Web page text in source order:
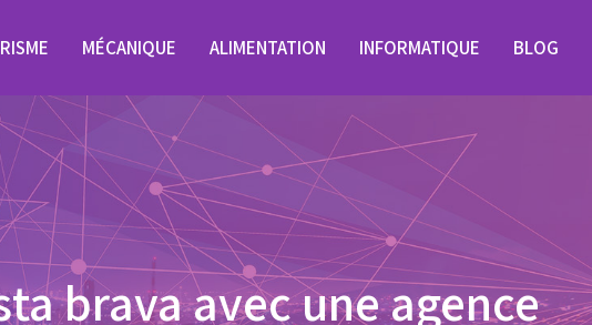
MÉCANIQUE ALIMENTATION INFORMATIQUE BLOG
brava avec une agence